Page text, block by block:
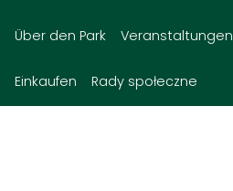
Über den Park Veranstaltungen
Einkaufen Rady społeczne